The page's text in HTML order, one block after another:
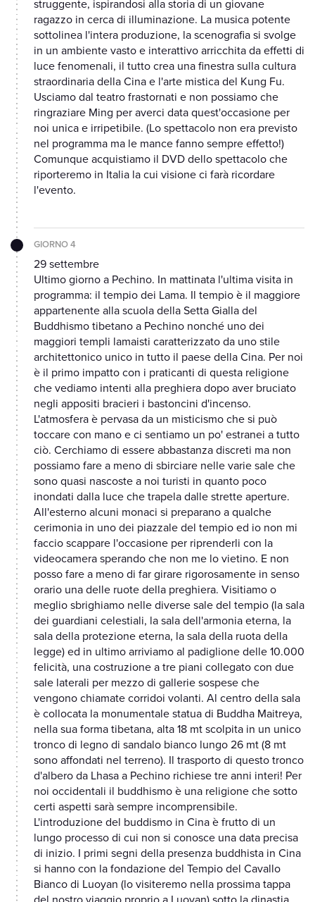
struggente, ispirandosi alla storia di un giovane
ragazzo in cerca di illuminazione. La musica potente
sottolinea l'intera produzione, la scenografia si svolge
in un ambiente vasto e interattivo arricchita da effetti di
luce fenomenali, il tutto crea una finestra sulla cultura
straordinaria della Cina e l'arte mistica del Kung Fu.
Usciamo dal teatro frastornati e non possiamo che
ringraziare Ming per averci data quest'occasione per
noi unica e irripetibile. (Lo spettacolo non era previsto
nel programma ma le mance fanno sempre effetto!)
Comunque acquistiamo il DVD dello spettacolo che
riporteremo in Italia la cui visione ci farà ricordare
l'evento.
GIORNO 4
29 settembre
Ultimo giorno a Pechino. In mattinata l'ultima visita in
programma: il tempio dei Lama. Il tempio è il maggiore
appartenente alla scuola della Setta Gialla del
Buddhismo tibetano a Pechino nonché uno dei
maggiori templi lamaisti caratterizzato da uno stile
architettonico unico in tutto il paese della Cina. Per noi
è il primo impatto con i praticanti di questa religione
che vediamo intenti alla preghiera dopo aver bruciato
negli appositi bracieri i bastoncini d'incenso.
L'atmosfera è pervasa da un misticismo che si può
toccare con mano e ci sentiamo un po' estranei a tutto
ciò. Cerchiamo di essere abbastanza discreti ma non
possiamo fare a meno di sbirciare nelle varie sale che
sono quasi nascoste a noi turisti in quanto poco
inondati dalla luce che trapela dalle strette aperture.
All'esterno alcuni monaci si preparano a qualche
cerimonia in uno dei piazzale del tempio ed io non mi
faccio scappare l'occasione per riprenderli con la
videocamera sperando che non me lo vietino. E non
posso fare a meno di far girare rigorosamente in senso
orario una delle ruote della preghiera. Visitiamo o
meglio sbrighiamo nelle diverse sale del tempio (la sala
dei guardiani celestiali, la sala dell'armonia eterna, la
sala della protezione eterna, la sala della ruota della
legge) ed in ultimo arriviamo al padiglione delle 10.000
felicità, una costruzione a tre piani collegato con due
sale laterali per mezzo di gallerie sospese che
vengono chiamate corridoi volanti. Al centro della sala
è collocata la monumentale statua di Buddha Maitreya,
nella sua forma tibetana, alta 18 mt scolpita in un unico
tronco di legno di sandalo bianco lungo 26 mt (8 mt
sono affondati nel terreno). Il trasporto di questo tronco
d'albero da Lhasa a Pechino richiese tre anni interi! Per
noi occidentali il buddhismo è una religione che sotto
certi aspetti sarà sempre incomprensibile.
L'introduzione del buddismo in Cina è frutto di un
lungo processo di cui non si conosce una data precisa
di inizio. I primi segni della presenza buddhista in Cina
si hanno con la fondazione del Tempio del Cavallo
Bianco di Luoyan (lo visiteremo nella prossima tappa